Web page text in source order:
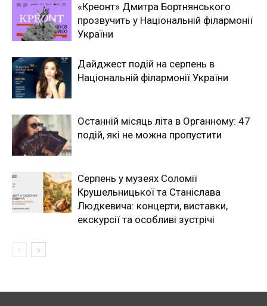
«Креонт» Дмитра Бортнянського
прозвучить у Національній філармонії
України
Дайджест подій на серпень в
Національній філармонії України
Останній місяць літа в Органному: 47
подій, які не можна пропустити
Серпень у музеях Соломії
Крушельницької та Станіслава
Людкевича: концерти, виставки,
екскурсії та особливі зустрічі